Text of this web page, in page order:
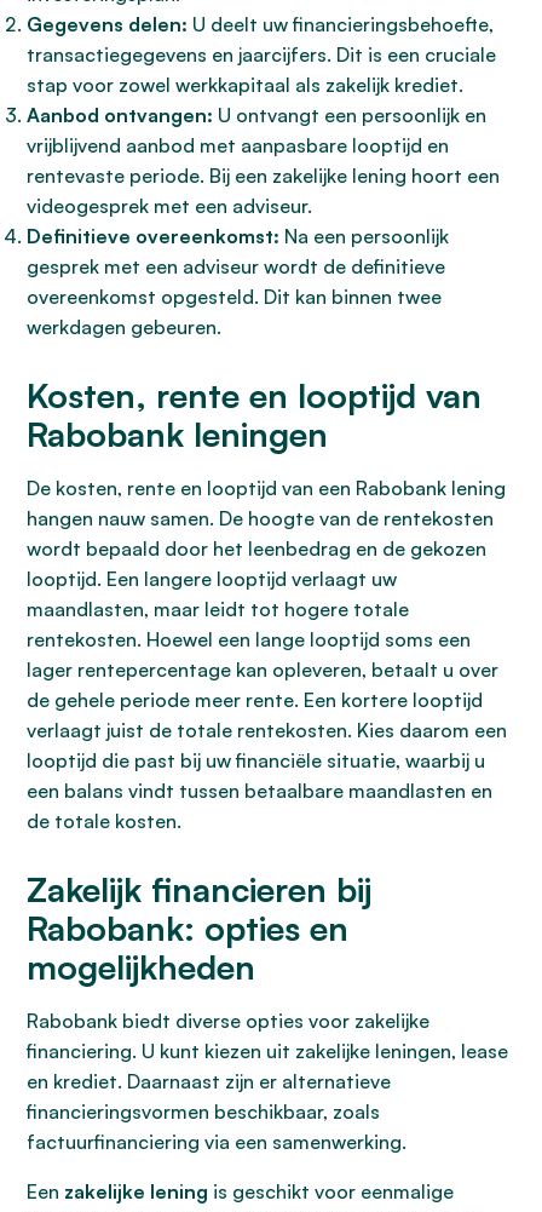
Gegevens delen: U deelt uw financieringsbehoefte,
transactiegegevens en jaarcijfers. Dit is een cruciale
stap voor zowel werkkapitaal als zakelijk krediet.
Aanbod ontvangen: U ontvangt een persoonlijk en
vrijblijvend aanbod met aanpasbare looptijd en
rentevaste periode. Bij een zakelijke lening hoort een
videogesprek met een adviseur.
Definitieve overeenkomst: Na een persoonlijk
gesprek met een adviseur wordt de definitieve
overeenkomst opgesteld. Dit kan binnen twee
werkdagen gebeuren.
Kosten, rente en looptijd van
Rabobank leningen
De kosten, rente en looptijd van een Rabobank lening
hangen nauw samen. De hoogte van de rentekosten
wordt bepaald door het leenbedrag en de gekozen
looptijd. Een langere looptijd verlaagt uw
maandlasten, maar leidt tot hogere totale
rentekosten. Hoewel een lange looptijd soms een
lager rentepercentage kan opleveren, betaalt u over
de gehele periode meer rente. Een kortere looptijd
verlaagt juist de totale rentekosten. Kies daarom een
looptijd die past bij uw financiële situatie, waarbij u
een balans vindt tussen betaalbare maandlasten en
de totale kosten.
Zakelijk financieren bij
Rabobank: opties en
mogelijkheden
Rabobank biedt diverse opties voor zakelijke
financiering. U kunt kiezen uit zakelijke leningen, lease
en krediet. Daarnaast zijn er alternatieve
financieringsvormen beschikbaar, zoals
factuurfinanciering via een samenwerking.
Een zakelijke lening is geschikt voor eenmalige